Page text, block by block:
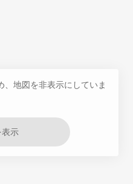
地図を非表示にしていま
示